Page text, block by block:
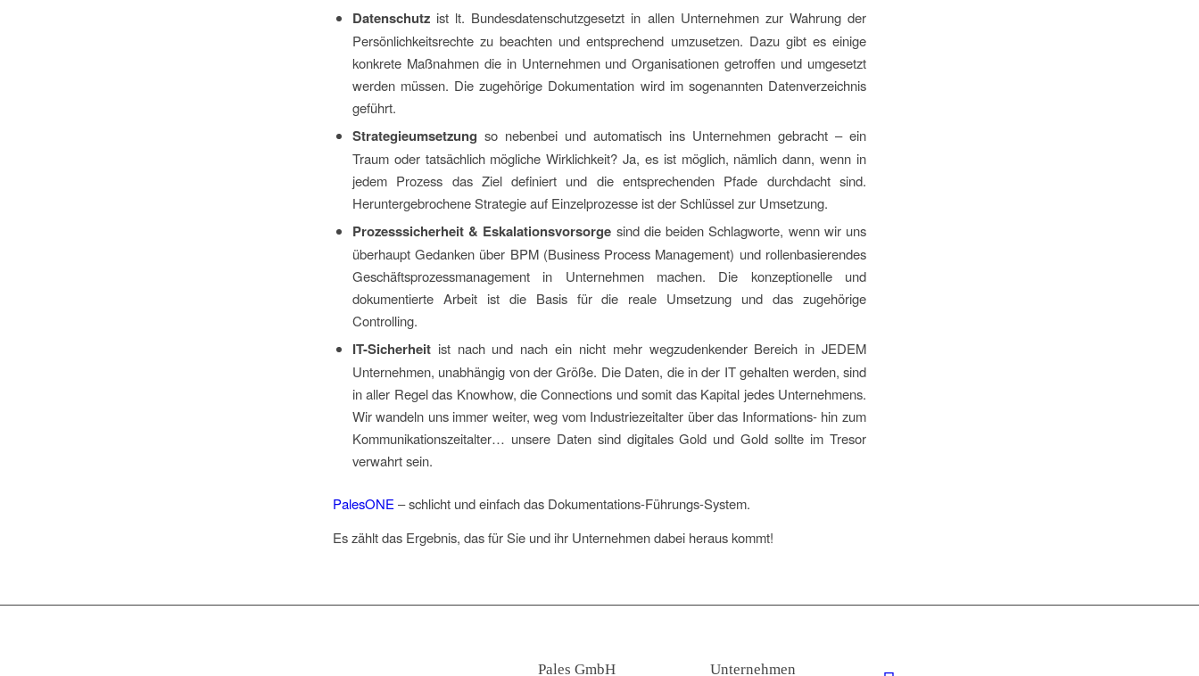
Datenschutz ist lt. Bundesdatenschutzgesetzt in allen Unternehmen zur Wahrung der
Persönlichkeitsrechte zu beachten und entsprechend umzusetzen. Dazu gibt es einige
konkrete Maßnahmen die in Unternehmen und Organisationen getroffen und umgesetzt
werden müssen. Die zugehörige Dokumentation wird im sogenannten Datenverzeichnis
geführt.
Strategieumsetzung so nebenbei und automatisch ins Unternehmen gebracht – ein
Traum oder tatsächlich mögliche Wirklichkeit? Ja, es ist möglich, nämlich dann, wenn in
jedem Prozess das Ziel definiert und die entsprechenden Pfade durchdacht sind.
Heruntergebrochene Strategie auf Einzelprozesse ist der Schlüssel zur Umsetzung.
Prozesssicherheit & Eskalationsvorsorge sind die beiden Schlagworte, wenn wir uns
überhaupt Gedanken über BPM (Business Process Management) und rollenbasierendes
Geschäftsprozessmanagement in Unternehmen machen. Die konzeptionelle und
dokumentierte Arbeit ist die Basis für die reale Umsetzung und das zugehörige
Controlling.
IT-Sicherheitist nach und nach ein nicht mehr wegzudenkender Bereich in JEDEM
Unternehmen, unabhängig von der Größe. Die Daten, die in der IT gehalten werden, sind
in aller Regel das Knowhow, die Connections und somit das Kapital jedes Unternehmens.
Wir wandeln uns immer weiter, weg vom Industriezeitalter über das Informations- hin zum
Kommunikationszeitalter… unsere Daten sind digitales Gold und Gold sollte im Tresor
verwahrt sein.
PalesONE – schlicht und einfach das Dokumentations-Führungs-System.
Es zählt das Ergebnis, das für Sie und ihr Unternehmen dabei heraus kommt!
Pales GmbH Unternehmen